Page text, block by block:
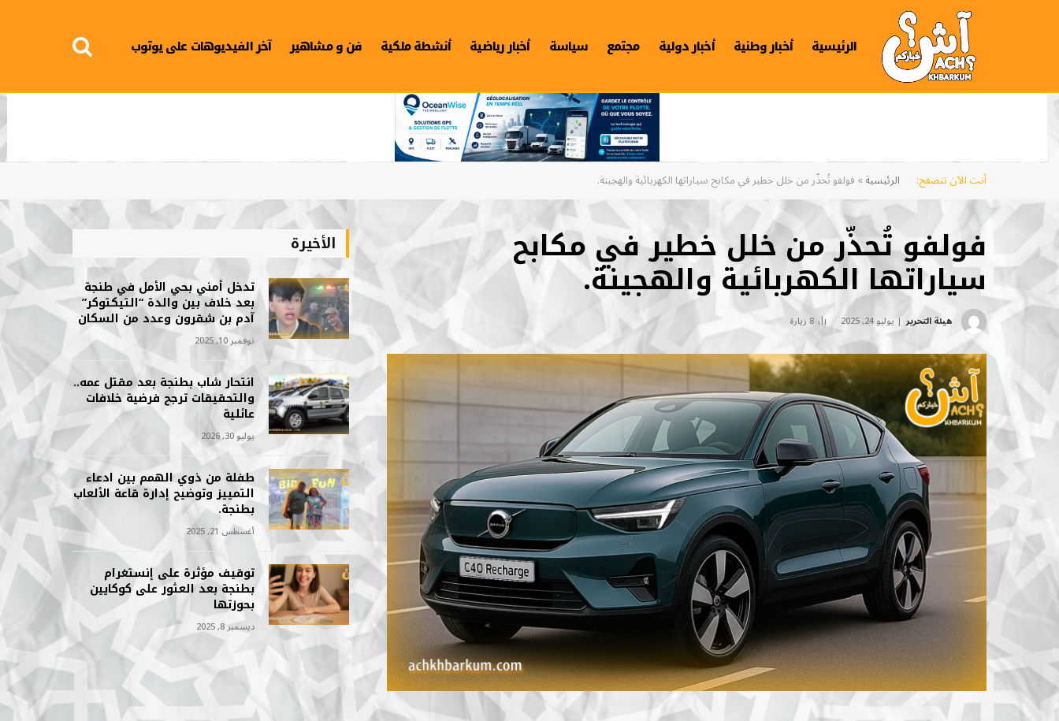
الرئيسية أخبار وطنية أخبار دولية مجتمع سياسة أخبار رياضية أنشطة ملكية فن و مشاهير آخر الفيديوهات على يوتوب
أنت الآن تتصفح: الرئيسية»فولفو تُحذّر من خلل خطير في مكابح سياراتها الكهربائية والهجينة.
فولفو تُحذّر من خلل خطير في مكابح
سياراتها الكهربائية والهجينة.
هيئة التحرير يوليو 24, 2025 8 زيارة
الأخيرة
تدخل أمني بحي الأمل في طنجة
بعد خلاف بين والدة “التيكتوكر”
آدم بن شقرون وعدد من السكان
نوفمبر 10, 2025
انتحار شاب بطنجة بعد مقتل عمه..
والتحقيقات ترجح فرضية خلافات
عائلية
يوليو 30, 2026
طفلة من ذوي الهمم بين ادعاء
التمييز وتوضيح إدارة قاعة الألعاب
بطنجة.
أغسطس 21, 2025
توقيف مؤثرة على إنستغرام
بطنجة بعد العثور على كوكايين
بحوزتها
ديسمبر 8, 2025